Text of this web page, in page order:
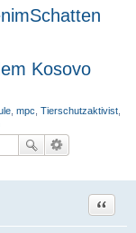
Kosovo
mpc Tierschutzaktivist
Zitat